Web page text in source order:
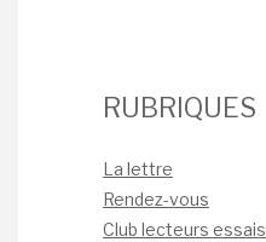
RUBRIQUES
La lettre
Rendez-vous
Club lecteurs essais